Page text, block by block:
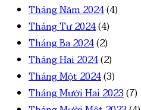
Tháng Năm 2024(4)
Tháng Tư 2024(4)
Tháng Ba 2024(2)
Tháng Hai 2024(2)
Tháng Một 2024(3)
Tháng Mười Hai 2023(7)